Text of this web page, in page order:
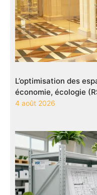
L’optimisation des
économie, écologie
4 août 2026